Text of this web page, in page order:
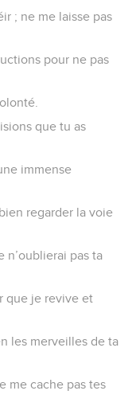
; ne me laisse pas
pour ne pas
que tu as
immense
regarder la voie
n’oublierai pas ta
que je revive et
les merveilles de ta
me cache pas tes